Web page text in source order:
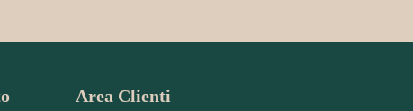
Area Clienti